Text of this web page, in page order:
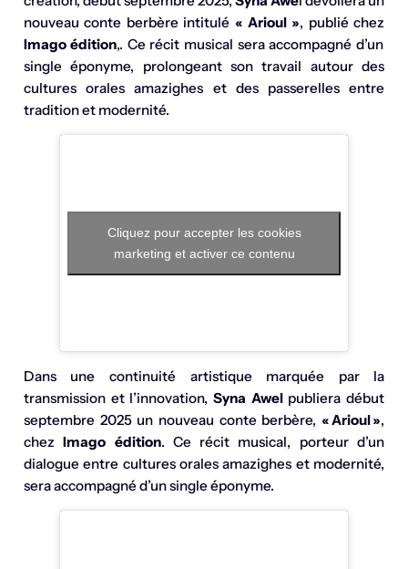
nouveau conte berbère intitulé « Arioul », publié chez
Imago édition,. Ce récit musical sera accompagné d’un
single éponyme, prolongeant son travail autour des
cultures orales amazighes et des passerelles entre
tradition et modernité.
Cliquez pour accepter les cookies
marketing et activer ce contenu
Dans une continuité artistique marquée par la
transmission et l’innovation, Syna Awel publiera début
septembre 2025 un nouveau conte berbère, « Arioul »,
chez Imago édition. Ce récit musical, porteur d’un
dialogue entre cultures orales amazighes et modernité,
sera accompagné d’un single éponyme.